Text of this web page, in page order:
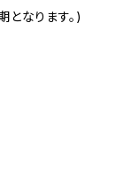
なります。)